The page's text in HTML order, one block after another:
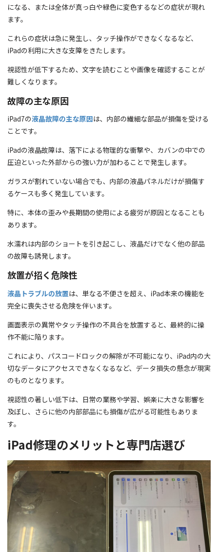
になる、または全体が真っ白や緑色に変色するなどの症状が現れ
ます。
これらの症状は急に発生し、タッチ操作ができなくなるなど、
iPadの利用に大きな支障をきたします。
視認性が低下するため、文字を読むことや画像を確認することが
難しくなります。
故障の主な原因
iPad7の液晶故障の主な原因は、内部の繊細な部品が損傷を受ける
ことです。
iPadの液晶故障は、落下による物理的な衝撃や、カバンの中での
圧迫といった外部からの強い力が加わることで発生します。
ガラスが割れていない場合でも、内部の液晶パネルだけが損傷す
るケースも多く発生しています。
特に、本体の歪みや長期間の使用による疲労が原因となることも
あります。
水濡れは内部のショートを引き起こし、液晶だけでなく他の部品
の故障も誘発します。
放置が招く危険性
液晶トラブルの放置は、単なる不便さを超え、iPad本来の機能を
完全に喪失させる危険を伴います。
画面表示の異常やタッチ操作の不具合を放置すると、最終的に操
作不能に陥ります。
これにより、パスコードロックの解除が不可能になり、iPad内の大
切なデータにアクセスできなくなるなど、データ損失の懸念が現実
のものとなります。
視認性の著しい低下は、日常の業務や学習、娯楽に大きな影響を
及ぼし、さらに他の内部部品にも損傷が広がる可能性もありま
す。
iPad修理のメリットと専門店選び